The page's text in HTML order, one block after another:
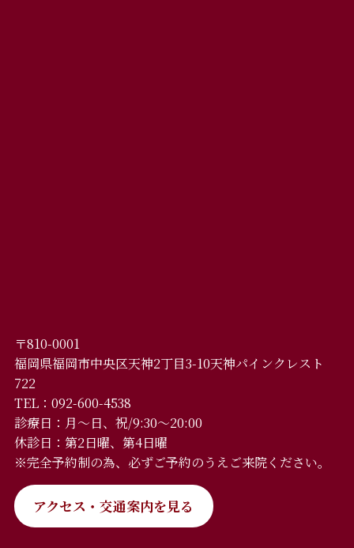
〒810-0001
福岡県福岡市中央区天神2丁目3-10天神パインクレスト
722
TEL：092-600-4538
診療日：月～日、祝/9:30～20:00
休診日：第2日曜、第4日曜
※完全予約制の為、必ずご予約のうえご来院ください。
アクセス・交通案内を見る